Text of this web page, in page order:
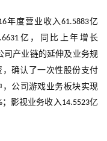
年度营业收入61.5883亿
亿，同比上年增长
司产业链的延伸及业务规
确认了一次性股份支付
公司游戏业务板块实现
；影视业务收入14.5523亿